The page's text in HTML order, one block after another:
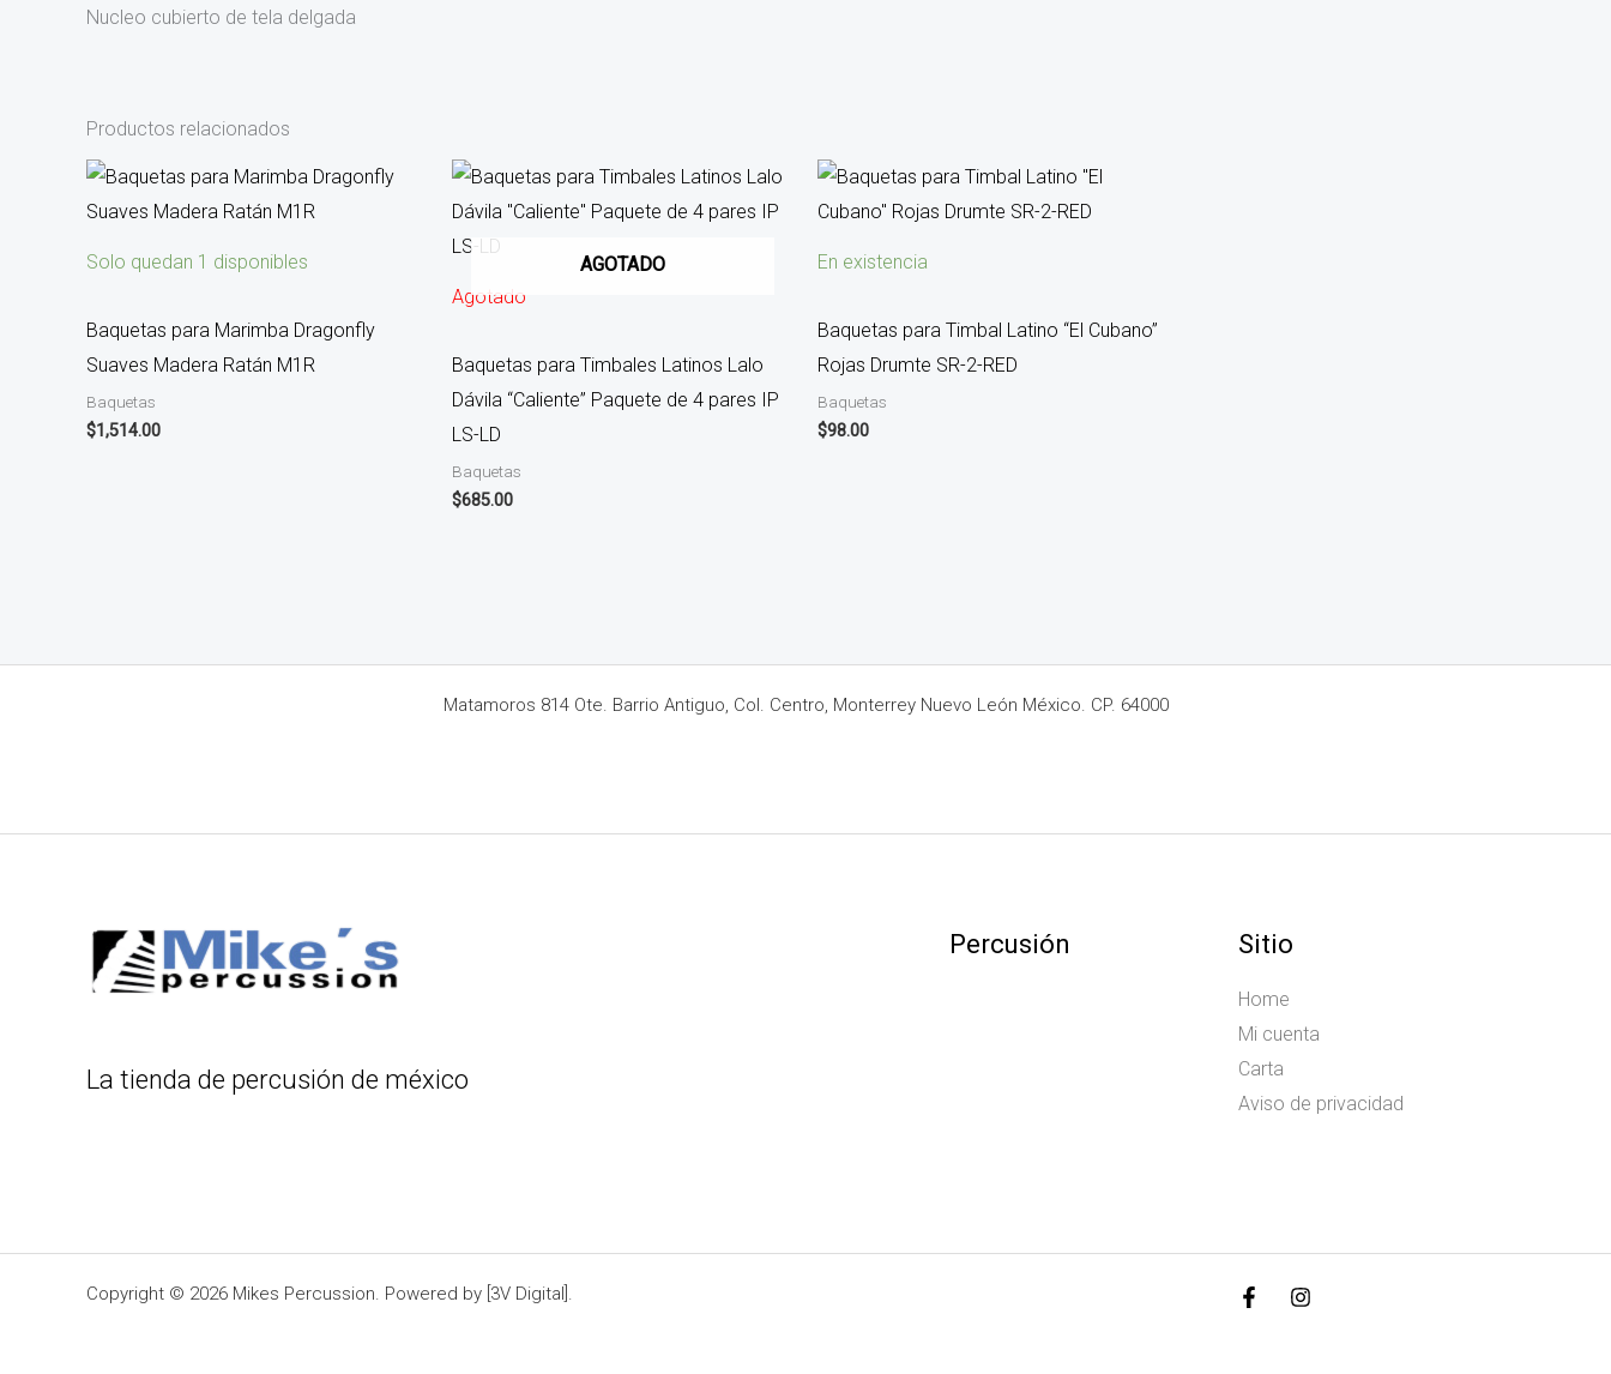
Nucleo cubierto de tela delgada
Productos relacionados
Solo quedan 1 disponibles
Baquetas para Marimba Dragonfly
Suaves Madera Ratán M1R
Baquetas
$1,514.00
AGOTADO
Agotado
Baquetas para Timbales Latinos Lalo
Dávila “Caliente” Paquete de 4 pares IP
LS-LD
Baquetas
$685.00
En existencia
Baquetas para Timbal Latino “El Cubano”
Rojas Drumte SR-2-RED
Baquetas
$98.00
Matamoros 814 Ote. Barrio Antiguo, Col. Centro, Monterrey Nuevo León México. CP. 64000
La tienda de percusión de méxico
Percusión Sitio
Home
Mi cuenta
Carta
Aviso de privacidad
Copyright © 2026 Mikes Percussion. Powered by [3V Digital].